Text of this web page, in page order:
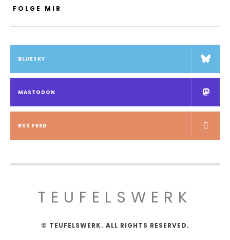
FOLGE MIR
BLUESKY
MASTODON
RSS FEED
TEUFELSWERK
© TEUFELSWERK. ALL RIGHTS RESERVED.